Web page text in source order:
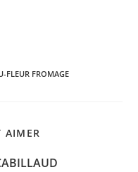
FLEUR FROMAGE
AIMER